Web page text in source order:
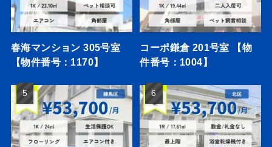
春海マンション 305号室
【物件番号：1170】
コーポ鎌倉 201号室 【物
件番号：1004】